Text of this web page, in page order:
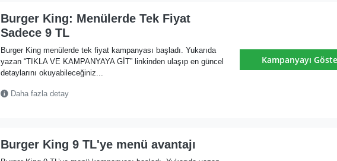
Burger King: Menülerde Tek Fiyat
Sadece 9 TL
Burger King menülerde tek fiyat kampanyası başladı. Yukarıda
yazan “TIKLA VE KAMPANYAYA GİT” linkinden ulaşıp en güncel
detaylarını okuyabileceğiniz...
Daha fazla detay
Kampanyayı
Burger King 9 TL'ye menü avantajı